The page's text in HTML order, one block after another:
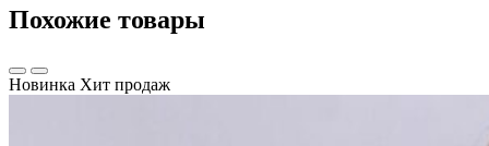
Похожие товары
Новинка Хит продаж